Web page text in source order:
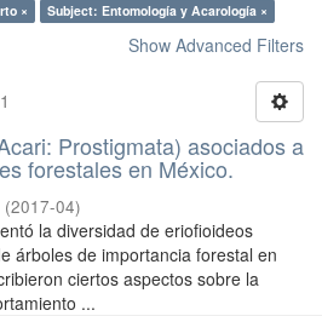
×
Subject: Entomología y Acarología ×
Show Advanced Filters
Prostigmata) asociados a
forestales en México.
(2017-04)
la diversidad de eriofioideos
árboles de importancia forestal en
ciertos aspectos sobre la
...